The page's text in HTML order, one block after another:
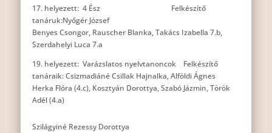
17. helyezett: 4 Ész
Felkészítő
tanáruk:Nyőgér József
Benyes Csongor, Rauscher Blanka, Takács Izabella 7.b,
Szerdahelyi Luca 7.a
19. helyezett: Varázslatos nyelvtanoncok Felkészítő
tanáraik: Csizmadiáné Csillak Hajnalka, Alföldi Ágnes
Herka Flóra (4.c), Kosztyán Dorottya, Szabó Jázmin, Török
Adél (4.a)
Szilágyiné Rezessy Dorottya